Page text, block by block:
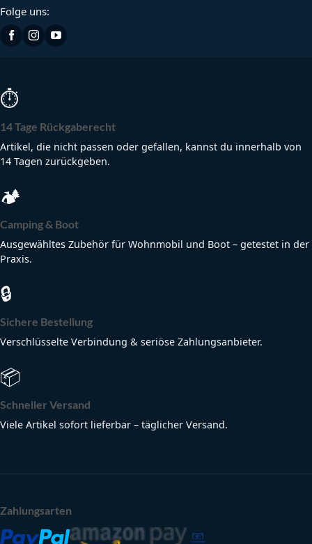
Folge uns:
⏱
14 Tage Rückgaberecht
Artikel, die nicht passen oder gefallen, kannst du innerhalb von
14 Tagen zurückgeben.
🏕
Camping & Boot
Ausgewähltes Zubehör für Wohnmobil und Boot – getestet in der
Praxis.
🔒
Sichere Bestellung
Verschlüsselte Verbindung & seriöse Zahlungsanbieter.
📦
Schneller Versand
Viele Artikel sofort lieferbar – täglicher Versand.
Zahlungsarten